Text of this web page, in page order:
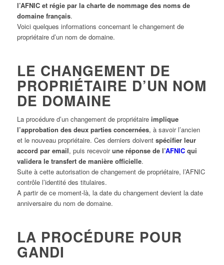
l’AFNIC et régie par la charte de nommage des noms de
domaine français.
Voici quelques informations concernant le changement de
propriétaire d’un nom de domaine.
LE CHANGEMENT DE
PROPRIÉTAIRE D’UN NOM
DE DOMAINE
La procédure d’un changement de propriétaireimplique
l’approbation des deux parties concernées, à savoir l’ancien
et le nouveau propriétaire. Ces derniers doivent spécifier leur
accord par email, puis recevoirune réponse de l’AFNICqui
validera le transfert de manière officielle.
Suite à cette autorisation de changement de propriétaire, l’AFNIC
contrôle l’identité des titulaires.
A partir de ce moment-là, la date du changement devient la date
anniversaire du nom de domaine.
LA PROCÉDURE POUR
GANDI